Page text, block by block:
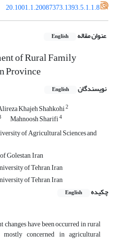
20.1001.1.20087373.1393.5.1.1.8
عنوان مقاله English
of Rural Family
Province
نویسندگان English
Khajeh Shahkohi2
Mahnoosh Sharifi4
of Agricultural Sciences and
Golestan, Iran
of Tehran, Iran
of Tehran, Iran
چکیده
English
changes have been occurred in rural
mostly concerned in agricultural